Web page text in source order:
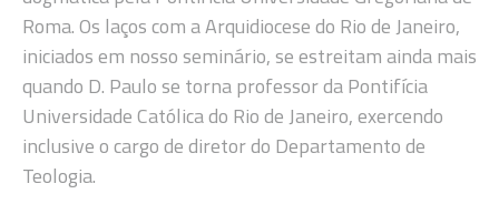
Roma. Os laços com a Arquidiocese do Rio de Janeiro,
iniciados em nosso seminário, se estreitam ainda mais
quando D. Paulo se torna professor da Pontifícia
Universidade Católica do Rio de Janeiro, exercendo
inclusive o cargo de diretor do Departamento de
Teologia.